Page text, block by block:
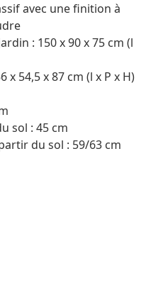
avec une finition à
: 150 x 90 x 75 cm (l
x 54,5 x 87 cm (l x P x H)
sol : 45 cm
du sol : 59/63 cm